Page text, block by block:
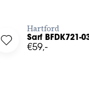
your wishlist
Log in to add Sarf
Hartford
Sarf BFDK721-
€59,-